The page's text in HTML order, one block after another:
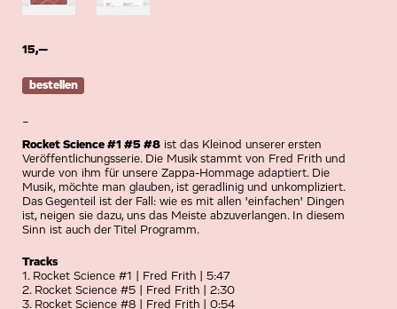
15,—
-
Rocket Science #1 #5 #8 ist das Kleinod unserer ersten
Veröffentlichungsserie. Die Musik stammt von Fred Frith und
wurde von ihm für unsere Zappa-Hommage adaptiert. Die
Musik, möchte man glauben, ist geradlinig und unkompliziert.
Das Gegenteil ist der Fall: wie es mit allen 'einfachen' Dingen
ist, neigen sie dazu, uns das Meiste abzuverlangen. In diesem
Sinn ist auch der Titel Programm.
Tracks
1. Rocket Science #1 | Fred Frith | 5:47
2. Rocket Science #5 | Fred Frith | 2:30
3. Rocket Science #8 | Fred Frith | 0:54